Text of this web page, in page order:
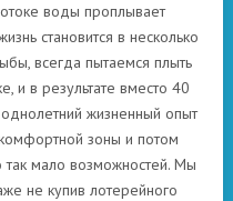
воды проплывает
становится в несколько
всегда пытаемся плыть
и в результате вместо 40
жизненный опыт
зоны и потом
мало возможностей. Мы
не купив лотерейного